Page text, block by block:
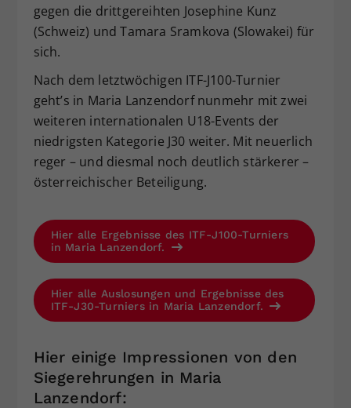
gegen die drittgereihten Josephine Kunz
(Schweiz) und Tamara Sramkova (Slowakei) für
sich.
Nach dem letztwöchigen ITF-J100-Turnier
geht’s in Maria Lanzendorf nunmehr mit zwei
weiteren internationalen U18-Events der
niedrigsten Kategorie J30 weiter. Mit neuerlich
reger – und diesmal noch deutlich stärkerer –
österreichischer Beteiligung.
Hier alle Ergebnisse des ITF-J100-Turniers
in Maria Lanzendorf.
Hier alle Auslosungen und Ergebnisse des
ITF-J30-Turniers in Maria Lanzendorf.
Hier einige Impressionen von den
Siegerehrungen in Maria
Lanzendorf: